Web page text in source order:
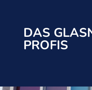
DAS
PROFIS